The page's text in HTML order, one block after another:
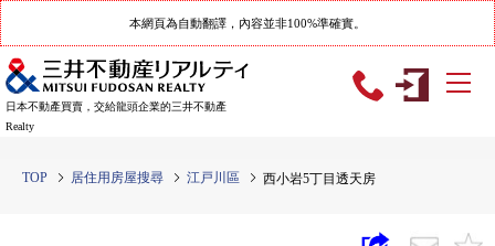
本網頁為自動翻譯，內容並非100%準確實。
日本不動產買賣，交給龍頭企業的三井不動產
Realty
TOP 居住用房屋搜尋 江戸川區 西小岩5丁目透天房